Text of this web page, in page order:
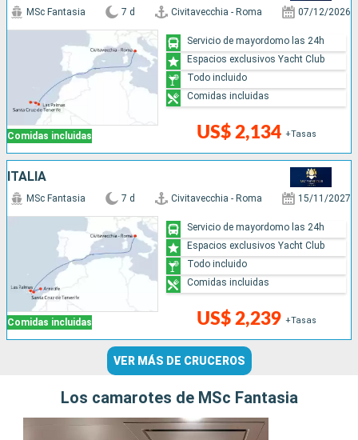
Comidas incluidas
MSc Fantasia 7 d Civitavecchia - Roma 07/12/2026
US$ 2,134 +Tasas
Servicio de mayordomo las 24h
Espacios exclusivos Yacht Club
Todo incluido
Comidas incluidas
ITALIA
Comidas incluidas
MSc Fantasia 7 d Civitavecchia - Roma 15/11/2027
US$ 2,239 +Tasas
Servicio de mayordomo las 24h
Espacios exclusivos Yacht Club
Todo incluido
Comidas incluidas
VER MÁS DE CRUCEROS
Los camarotes de MSc Fantasia